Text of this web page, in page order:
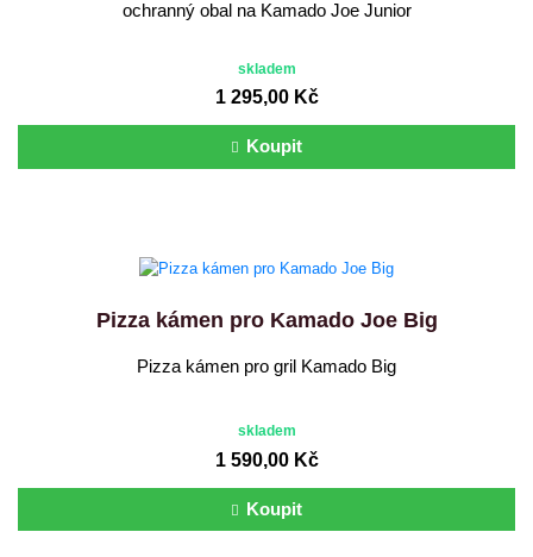
ochranný obal na Kamado Joe Junior
skladem
1 295,00 Kč
Koupit
Pizza kámen pro Kamado Joe Big
Pizza kámen pro gril Kamado Big
skladem
1 590,00 Kč
Koupit